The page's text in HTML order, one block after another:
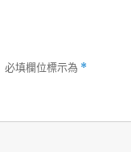
必填欄位標示為 *